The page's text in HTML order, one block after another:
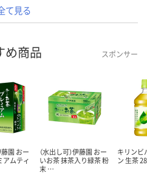
て見る
め商品 スポンサー
藤園 おー
アムティ
（水出し可）伊藤園 おー
いお茶 抹茶入り緑茶 粉
末 …
キリンビ
ン 生茶